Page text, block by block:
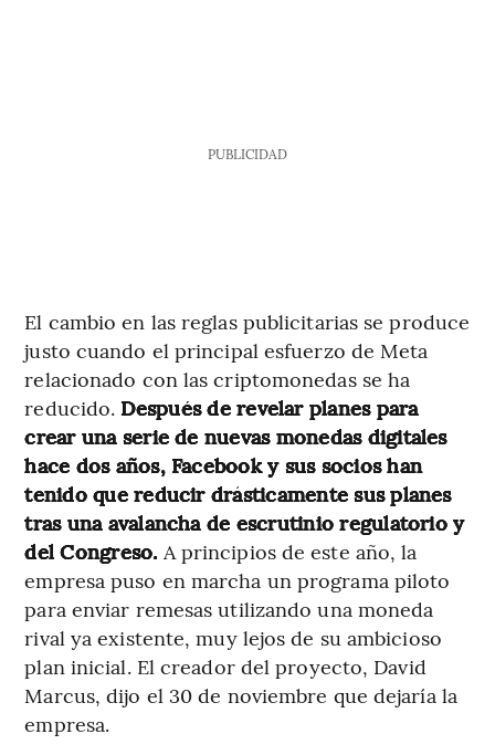
PUBLICIDAD
El cambio en las reglas publicitarias se produce
justo cuando el principal esfuerzo de Meta
relacionado con las criptomonedas se ha
reducido. Después de revelar planes para
crear una serie de nuevas monedas digitales
hace dos años, Facebook y sus socios han
tenido que reducir drásticamente sus planes
tras una avalancha de escrutinio regulatorio y
del Congreso. A principios de este año, la
empresa puso en marcha un programa piloto
para enviar remesas utilizando una moneda
rival ya existente, muy lejos de su ambicioso
plan inicial. El creador del proyecto, David
Marcus, dijo el 30 de noviembre que dejaría la
empresa.